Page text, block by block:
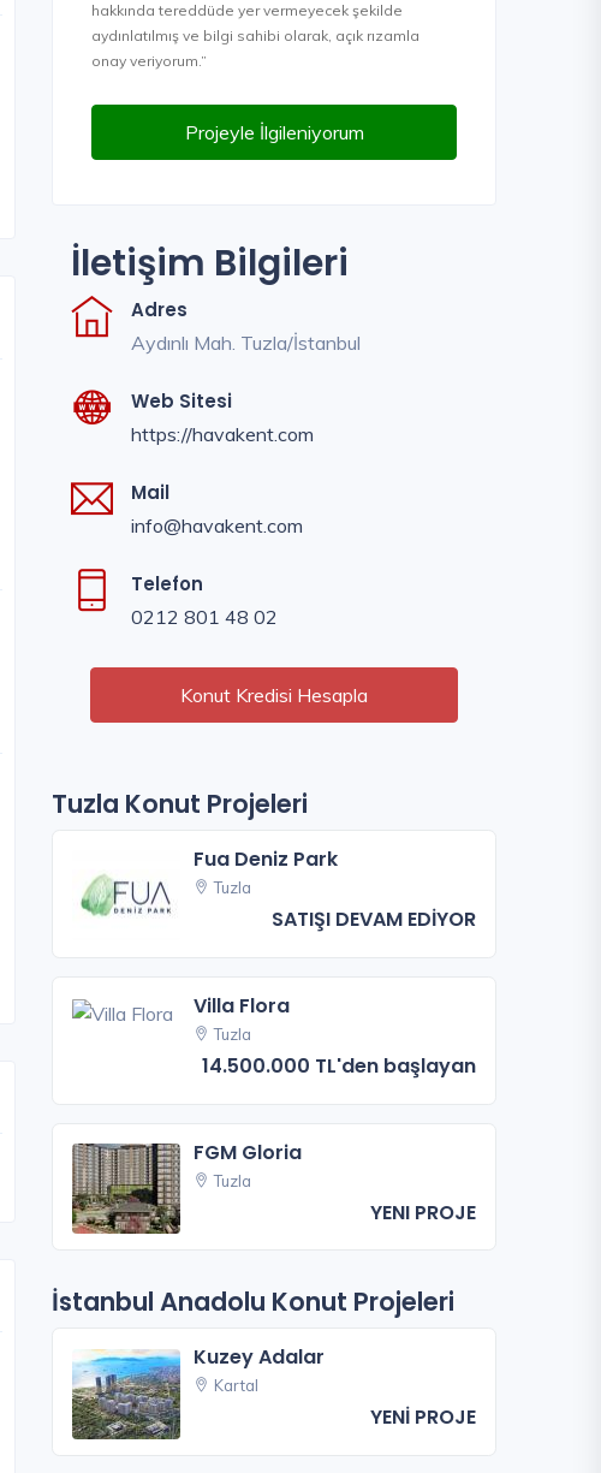
hakkında tereddüde yer vermeyecek şekilde
aydınlatılmış ve bilgi sahibi olarak, açık rızamla
onay veriyorum.”
Projeyle İlgileniyorum
İletişim Bilgileri
Adres
Aydınlı Mah. Tuzla/İstanbul
Web Sitesi
https://havakent.com
Mail
info@havakent.com
Telefon
0212 801 48 02
Konut Kredisi Hesapla
Tuzla Konut Projeleri
Fua Deniz Park
Tuzla
SATIŞI DEVAM EDİYOR
Villa Flora
Tuzla
14.500.000 TL'den başlayan
FGM Gloria
Tuzla
YENI PROJE
İstanbul Anadolu Konut Projeleri
Kuzey Adalar
Kartal
YENİ PROJE